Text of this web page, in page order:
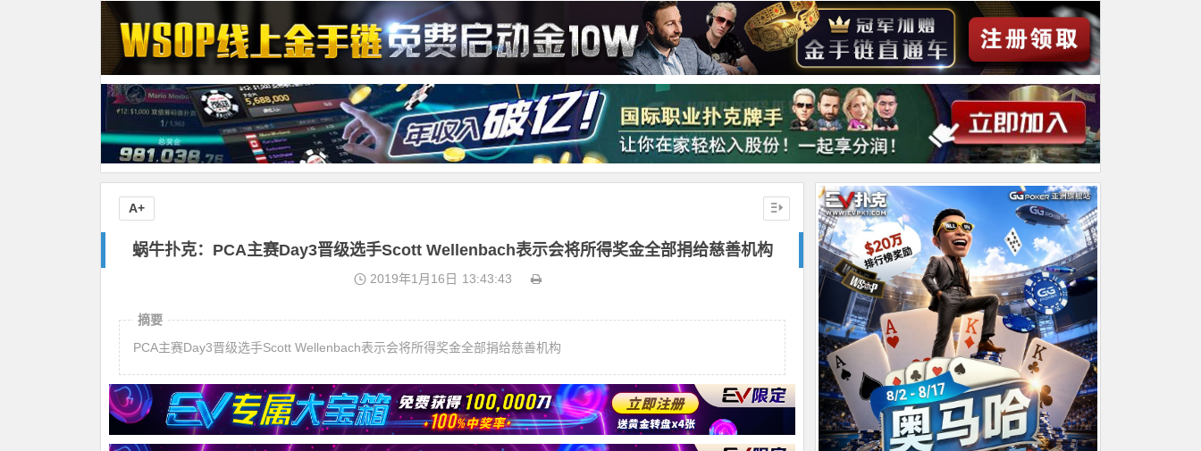
蜗牛扑克：PCA主赛Day3晋级选手Scott Wellenbach表示会将所得奖金全部捐给慈善机构
2019年1月16日 13:43:43
摘要
PCA主赛Day3晋级选手Scott Wellenbach表示会将所得奖金全部捐给慈善机构
A+